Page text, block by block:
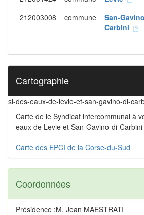
212003008
commune
San-
Carbini
Cartographie
si-des-eaux-de-levie-et-san-gavino-di-
Carte de le Syndicat intercommunal à
eaux de Levie et San-Gavino-di-Carbini
Carte des EPCI de la Corse-du-Sud
Coordonnées
Présidence :M. Jean MAESTRATI